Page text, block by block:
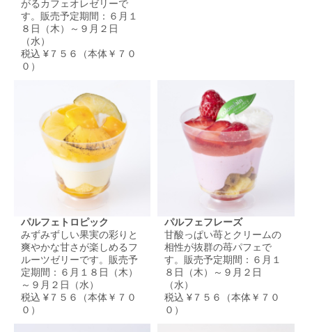
がるカフェオレゼリーで
す。販売予定期間：６月１
８日（木）～９月２日
（水）
税込 ¥７５６（本体￥７０
０）
パルフェトロピック
みずみずしい果実の彩りと
爽やかな甘さが楽しめるフ
ルーツゼリーです。販売予
定期間：６月１８日（木）
～９月２日（水）
税込 ¥７５６（本体￥７０
０）
パルフェフレーズ
甘酸っぱい苺とクリームの
相性が抜群の苺パフェで
す。販売予定期間：６月１
８日（木）～９月２日
（水）
税込 ¥７５６（本体￥７０
０）